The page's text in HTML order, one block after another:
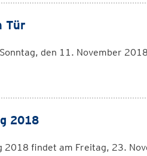
Tür
den 11. November
2018
2018 findet am Freitag, 23.